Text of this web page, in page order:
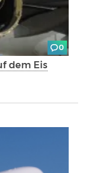
0
dem Eis